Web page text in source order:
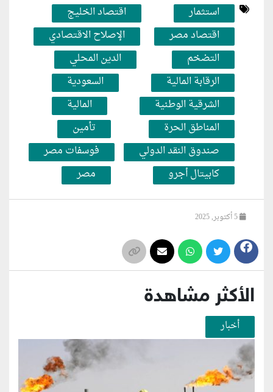
استثمار
اقتصاد الخليج
اقتصاد مصر
الإصلاح الاقتصادي
التضخم
الدين المحلي
الرقابة المالية
السعودية
الشرقية الوطنية
المالية
المناطق الحرة
تأمين
صندوق النقد الدولي
فوسفات مصر
كابيتال أجرو
مصر
الأكثر مشاهدة
أخبار